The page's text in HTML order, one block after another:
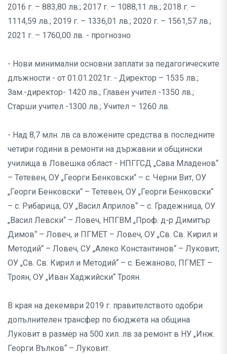
2016 г. – 883,80 лв.; 2017 г. – 1088,11 лв.; 2018 г. –
1114,59 лв.; 2019 г. – 1336,01 лв.; 2020 г. – 1561,57 лв.;
2021 г. – 1760,00 лв. - прогнозно
- Нови минимални основни заплати за педагогическите
длъжности - от 01.01.2021г. - Директор – 1535 лв.;
Зам.-директор- 1420 лв.; Главен учител -1350 лв.;
Старши учител -1300 лв.; Учител – 1260 лв.
- Над 8,7 млн. лв са вложените средства в последните
четири години в ремонти на държавни и общински
училища в Ловешка област - НПГГСД „Сава Младенов“
– Тетевен, ОУ „Георги Бенковски“ – с. Черни Вит, ОУ
„Георги Бенковски“ – Тетевен, ОУ „Георги Бенковски“
– с. Рибарица, ОУ „Васил Априлов“ – с. Градежница, ОУ
„Васил Левски“ – Ловеч, НПГВМ „Проф. д-р Димитър
Димов“ – Ловеч, и ПГМЕТ – Ловеч, ОУ „Св. Св. Кирил и
Методий“ – Ловеч, СУ „Алеко Константинов“ – Луковит;
ОУ „Св. Св. Кирил и Методий“ – с. Бежаново, ПГМЕТ –
Троян, ОУ „Иван Хаджийски“ Троян.
В края на декември 2019 г. правителството одобри
допълнителен трансфер по бюджета на община
Луковит в размер на 500 хил. лв за ремонт в НУ „Инж.
Георги Вълков“ – Луковит.